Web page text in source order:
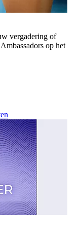
vergadering of
op het